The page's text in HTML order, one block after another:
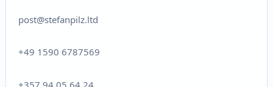
post@stefanpilz.ltd
+49 1590 6787569
+357 94 05 64 24